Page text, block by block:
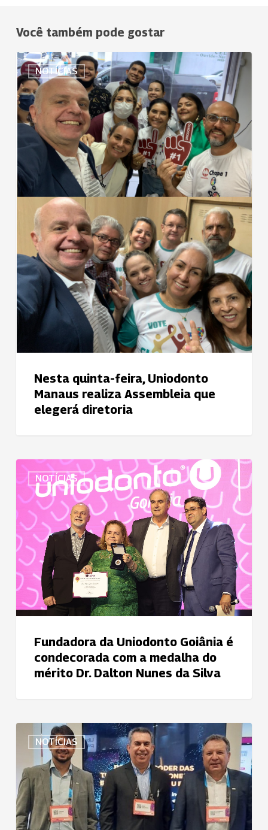
Você também pode gostar
NOTÍCIAS
Nesta
quinta-
feira,
Uniodonto
Manaus
realiza
Assembleia
que
elegerá
diretoria
Nesta quinta-feira, Uniodonto
Manaus realiza Assembleia que
elegerá diretoria
NOTÍCIAS
Fundadora
da
Uniodonto
Goiânia
é
condecorada
com
a
medalha
do
Dalton
Nunes
Fundadora da Uniodonto Goiânia é
condecorada com a medalha do
mérito Dr. Dalton Nunes da Silva
NOTÍCIAS
Uniodonto
OCB
Goiás
participam